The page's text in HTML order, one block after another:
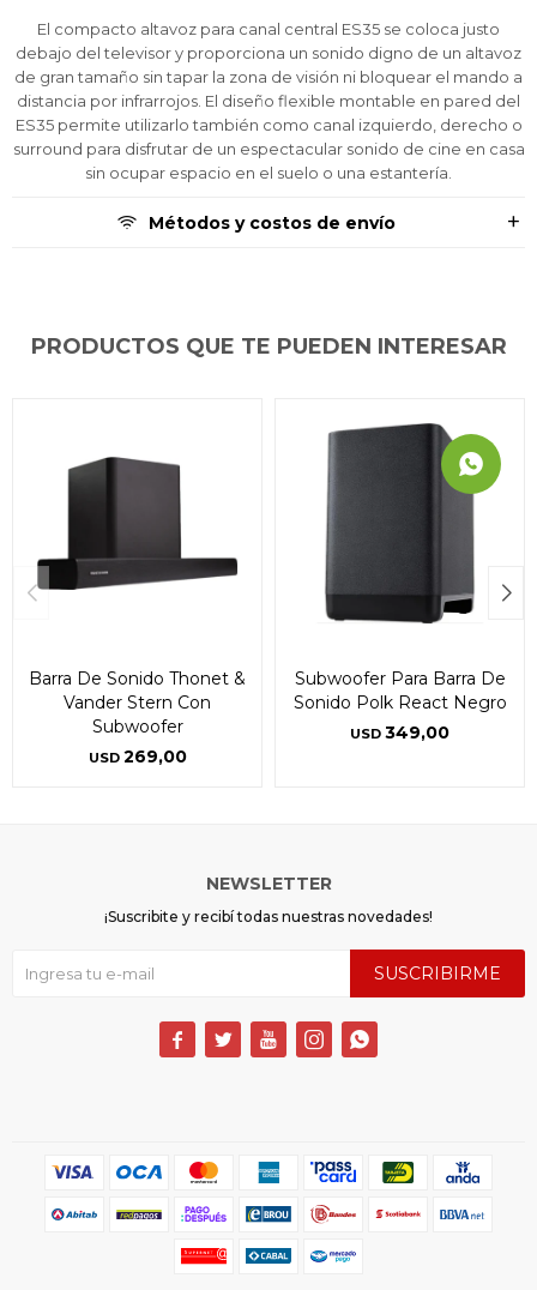
El compacto altavoz para canal central ES35 se coloca justo
debajo del televisor y proporciona un sonido digno de un altavoz
de gran tamaño sin tapar la zona de visión ni bloquear el mando a
distancia por infrarrojos. El diseño flexible montable en pared del
ES35 permite utilizarlo también como canal izquierdo, derecho o
surround para disfrutar de un espectacular sonido de cine en casa
sin ocupar espacio en el suelo o una estantería.
Métodos y costos de envío
PRODUCTOS QUE TE PUEDEN INTERESAR
Barra De Sonido Thonet &
Vander Stern Con
Subwoofer
USD 269,00
Subwoofer Para Barra De
Sonido Polk React Negro
USD 349,00
Continuar
NEWSLETTER
¡Suscribite y recibí todas nuestras novedades!
SUSCRIBIRME
    
Continuar
Continuar